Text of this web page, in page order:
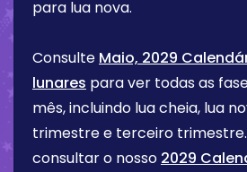
para lua nova.
Consulte Maio, 2029
lunares para ver todas as
mês, incluindo lua cheia, lua
trimestre e terceiro
consultar o nosso 2029